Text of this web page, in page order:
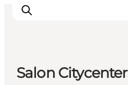
Salon Citycenter